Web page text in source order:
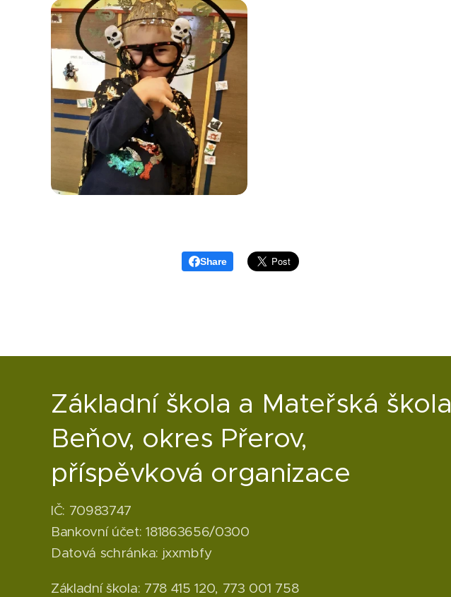
Share
Základní škola a Mateřská škola
Beňov, okres Přerov,
příspěvková organizace
IČ: 70983747
Bankovní účet: 181863656/0300
Datová schránka: jxxmbfy
Základní škola: 778 415 120, 773 001 758